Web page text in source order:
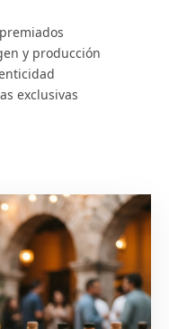
y producción
exclusivas